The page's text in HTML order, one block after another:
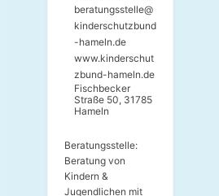
beratungsstelle@
kinderschutzbund
-hameln.de
www.kinderschut
zbund-hameln.de
Fischbecker
Straße 50, 31785
Hameln
Beratungsstelle:
Beratung von
Kindern &
Jugendlichen mit